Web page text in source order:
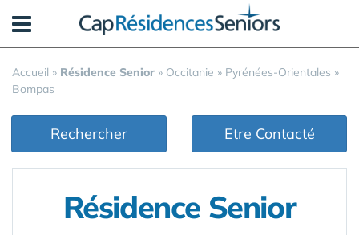
Accueil » Résidence Senior » Occitanie » Pyrénées-Orientales »
Bompas
Rechercher Etre Contacté
Résidence Senior